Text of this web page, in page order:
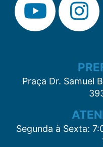
Praça Dr. Samuel
Segunda à Sexta: